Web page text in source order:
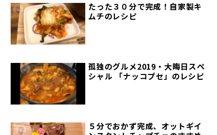
たった３０分で完成！自家製キ
ムチのレシピ
孤独のグルメ2019・大晦日スペ
シャル 「ナッコプセ」のレシピ
５分でおかず完成、オットギイ